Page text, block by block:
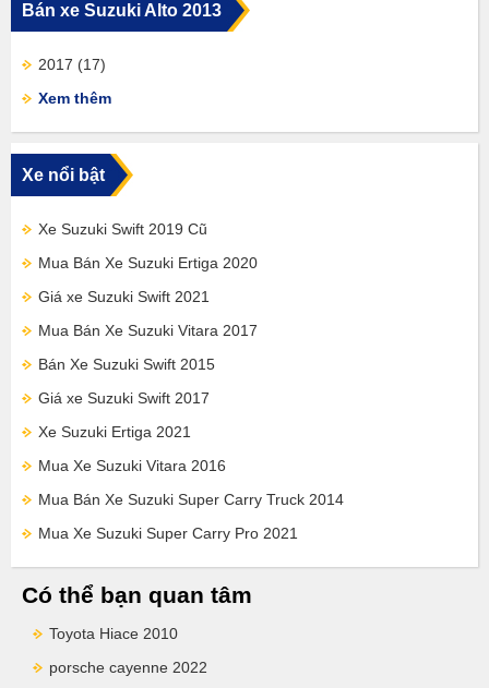
Bán xe Suzuki Alto 2013
2017 (17)
Xem thêm
Xe nổi bật
Xe Suzuki Swift 2019 Cũ
Mua Bán Xe Suzuki Ertiga 2020
Giá xe Suzuki Swift 2021
Mua Bán Xe Suzuki Vitara 2017
Bán Xe Suzuki Swift 2015
Giá xe Suzuki Swift 2017
Xe Suzuki Ertiga 2021
Mua Xe Suzuki Vitara 2016
Mua Bán Xe Suzuki Super Carry Truck 2014
Mua Xe Suzuki Super Carry Pro 2021
Có thể bạn quan tâm
Toyota Hiace 2010
porsche cayenne 2022